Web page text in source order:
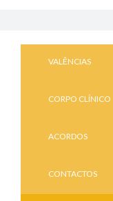
VALÊNCIAS
CORPO CLÍNICO
ACORDOS
CONTACTOS